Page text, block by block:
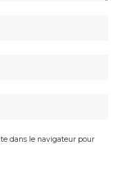
dans le navigateur pour